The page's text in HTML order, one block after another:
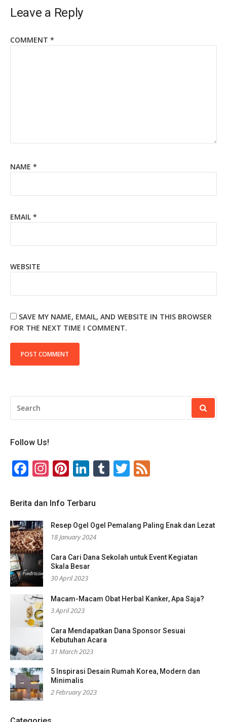
Leave a Reply
COMMENT *
NAME *
EMAIL *
WEBSITE
SAVE MY NAME, EMAIL, AND WEBSITE IN THIS BROWSER
FOR THE NEXT TIME I COMMENT.
FOR:
Follow Us!
Facebook
Instagram
Pinterest
LinkedIn
TumblrTwitter
Berita dan Info Terbaru
Resep Ogel Ogel Pemalang Paling Enak dan Lezat
18 January 2024
Cara Cari Dana Sekolah untuk Event Kegiatan
Skala Besar
30 April 2023
Macam-Macam Obat Herbal Kanker, Apa Saja?
3 April 2023
Cara Mendapatkan Dana Sponsor Sesuai
Kebutuhan Acara
31 March 2023
5 Inspirasi Desain Rumah Korea, Modern dan
Minimalis
2 February 2023